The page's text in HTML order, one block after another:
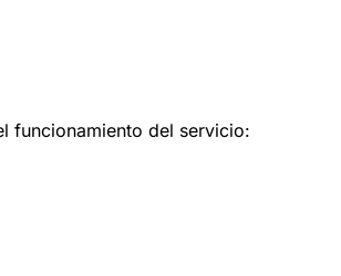
funcionamiento del servicio: